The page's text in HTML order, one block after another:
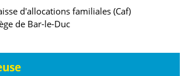
d'allocations familiales (Caf)
de Bar-le-Duc